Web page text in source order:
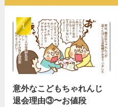
意外なこどもちゃれんじ
退会理由③〜お値段